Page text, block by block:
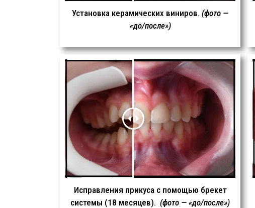
Установка керамических виниров.(фото —
«до/после»)
Исправления прикуса с помощью брекет
системы (18 месяцев).(фото — «до/после»)